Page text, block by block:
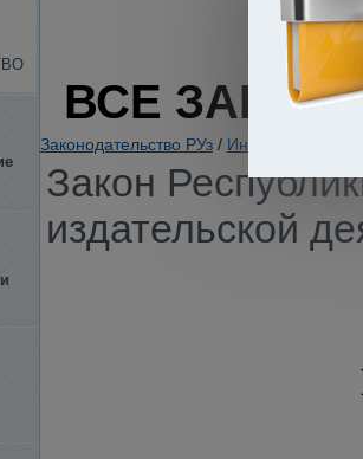
ВСЕ
Законодательство РУз / Информация.
Закон
издательской